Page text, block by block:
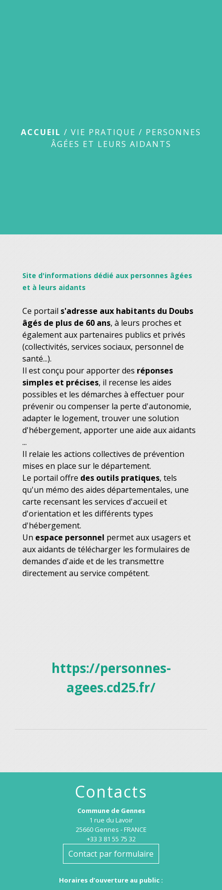
ACCUEIL / VIE PRATIQUE / PERSONNES
ÂGÉES ET LEURS AIDANTS
Site d'informations dédié aux personnes âgées
et à leurs aidants
Ce portail s'adresse aux habitants du Doubs
âgés de plus de 60 ans, à leurs proches et
également aux partenaires publics et privés
(collectivités, services sociaux, personnel de
santé...).
Il est conçu pour apporter des réponses
simples et précises, il recense les aides
possibles et les démarches à effectuer pour
prévenir ou compenser la perte d'autonomie,
adapter le logement, trouver une solution
d'hébergement, apporter une aide aux aidants
...
Il relaie les actions collectives de prévention
mises en place sur le département.
Le portail offre des outils pratiques, tels
qu'un mémo des aides départementales, une
carte recensant les services d'accueil et
d'orientation et les différents types
d'hébergement.
Un espace personnel permet aux usagers et
aux aidants de télécharger les formulaires de
demandes d'aide et de les transmettre
directement au service compétent.
https://personnes-
agees.cd25.fr/
Contacts
Commune de Gennes
1 rue du Lavoir
25660 Gennes - FRANCE
+33 3 81 55 75 32
Contact par formulaire
Horaires d’ouverture au public :